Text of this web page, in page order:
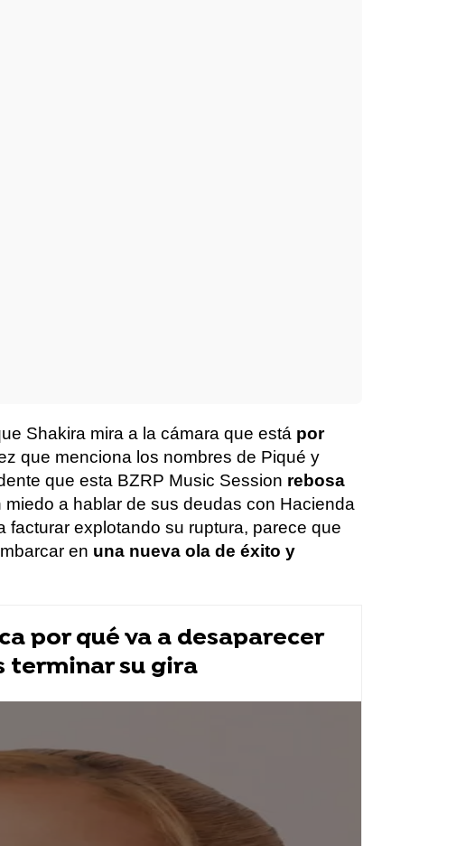
Shakira mira a la cámara que está por
que menciona los nombres de Piqué y
que esta BZRP Music Session rebosa
miedo a hablar de sus deudas con Hacienda
facturar explotando su ruptura, parece que
en una nueva ola de éxito y
por qué va a desaparecer
su gira